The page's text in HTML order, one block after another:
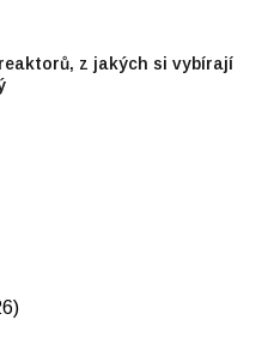
z jakých si vybírají